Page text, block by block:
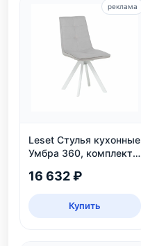
Leset Стулья кухонные
Умбра 360, комплект
16 632 ₽
Купить
реклама